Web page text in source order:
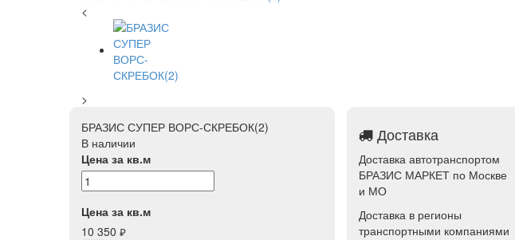
<
>
БРАЗИС СУПЕР ВОРС-СКРЕБОК(2)
В наличии
Цена за кв.м
Цена за кв.м
10 350 руб.
Доставка
Доставка автотранспортом
БРАЗИС МАРКЕТ по Москве
и МО
Доставка в регионы
транспортными компаниями